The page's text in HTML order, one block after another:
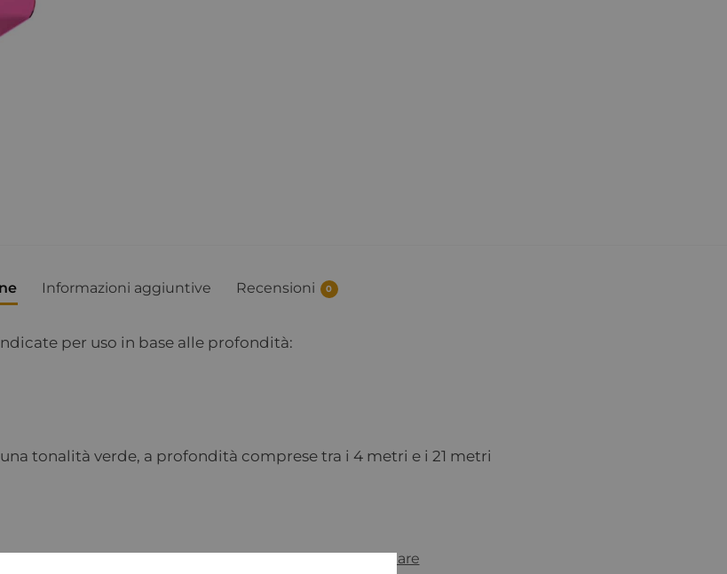
Informazioni aggiuntive Recensioni 0
per uso in base alle profondità:
tonalità verde, a profondità comprese tra i 4 metri e i 21 metri
Custodie Sub GoPRO T-Housing Marchio: Nautica Mare